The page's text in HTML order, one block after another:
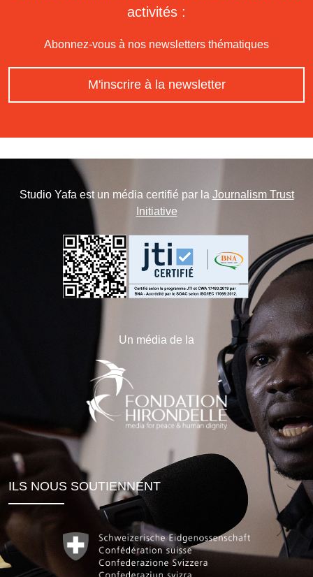
activités :
Abonnez-vous à nos newsletters thématiques
M'inscrire à la newsletter
Studio Yafa est un média certifié par la Journalism Trust
Initiative
Un média de la
ILS NOUS SOUTIENNENT